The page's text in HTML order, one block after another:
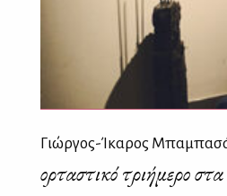
Γιώργος-Ίκαρος
Ἑορταστικό τριήμερο